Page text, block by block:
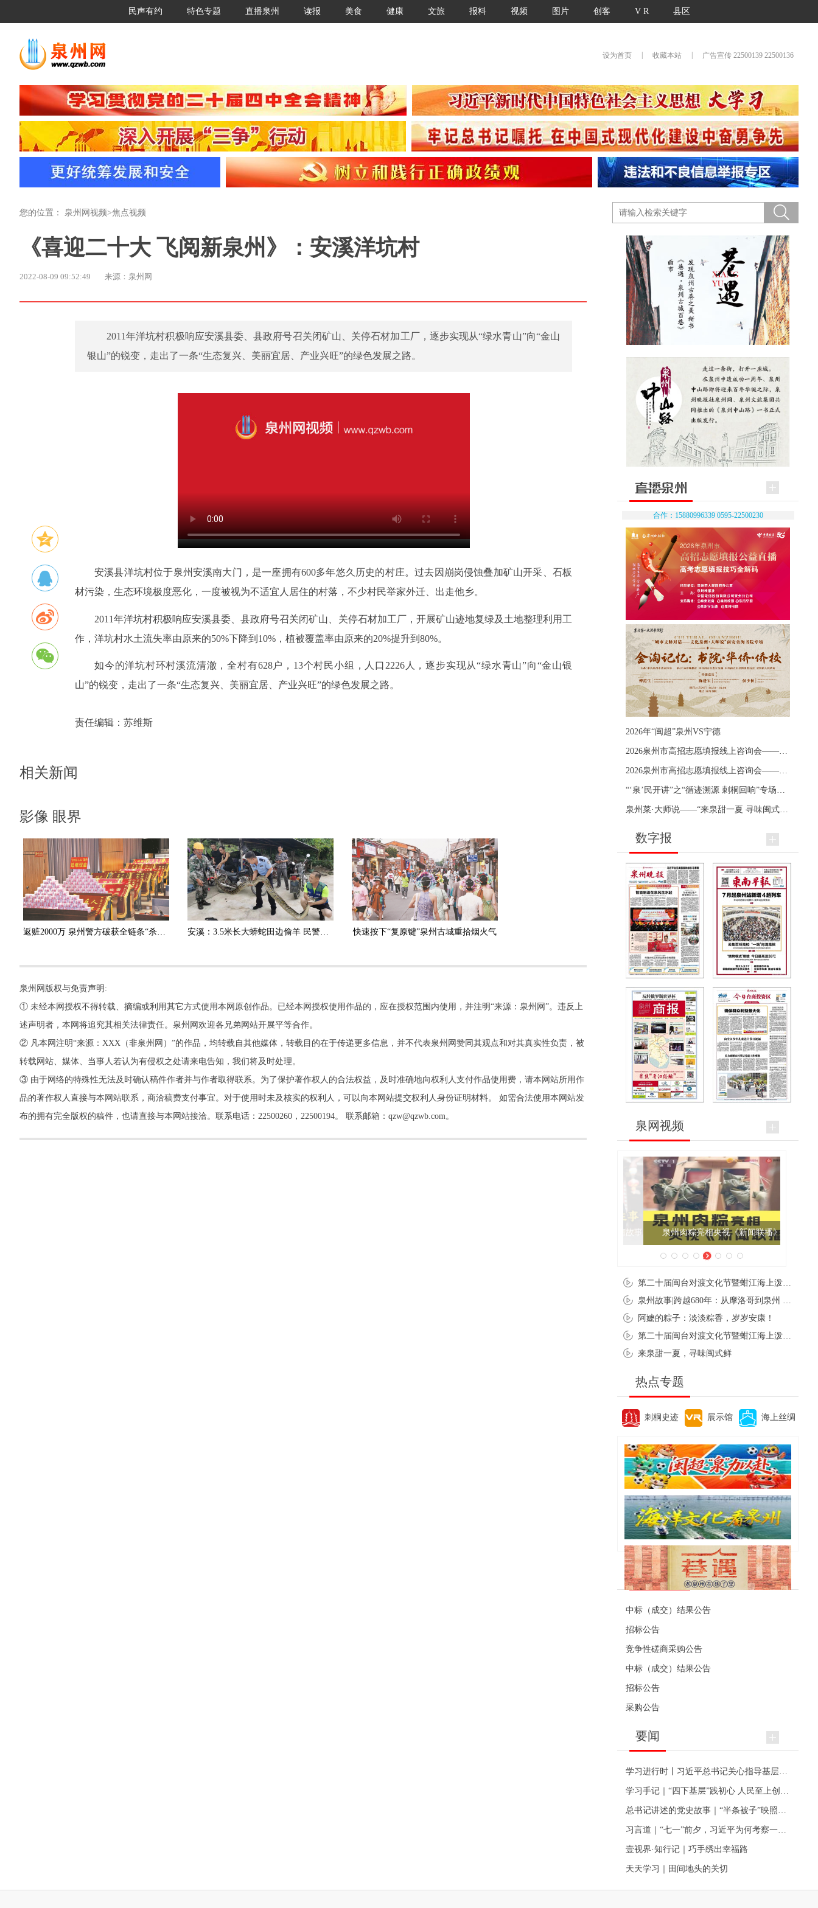
民声有约 特色专题 直播泉州 读报 美食 健康 文旅 报料 视频 图片 创客 V R 县区
设为首页 收藏本站 广告宣传 22500139 22500136
您的位置： 泉州网视频>焦点视频
《喜迎二十大 飞阅新泉州》：安溪洋坑村
2022-08-09 09:52:49 来源：泉州网
2011年洋坑村积极响应安溪县委、县政府号召关闭矿山、关停石材加工厂，逐步实现从“绿水青山”向“金山
银山”的锐变，走出了一条“生态复兴、美丽宜居、产业兴旺”的绿色发展之路。
安溪县洋坑村位于泉州安溪南大门，是一座拥有600多年悠久历史的村庄。过去因崩岗侵蚀叠加矿山开采、石板
材污染，生态环境极度恶化，一度被视为不适宜人居住的村落，不少村民举家外迁、出走他乡。
2011年洋坑村积极响应安溪县委、县政府号召关闭矿山、关停石材加工厂，开展矿山迹地复绿及土地整理利用工
作，洋坑村水土流失率由原来的50%下降到10%，植被覆盖率由原来的20%提升到80%。
如今的洋坑村环村溪流清澈，全村有628户，13个村民小组，人口2226人，逐步实现从“绿水青山”向“金山银
山”的锐变，走出了一条“生态复兴、美丽宜居、产业兴旺”的绿色发展之路。
责任编辑： 苏维斯
相关新闻
影像 眼界
返赃2000万 泉州警方破获全链条“杀猪盘”诈骗团伙 安溪：3.5米长大蟒蛇田边偷羊 民警擒获放生 快速按下“复原键”泉州古城重拾烟火气
泉州网版权与免责声明:
① 未经本网授权不得转载、摘编或利用其它方式使用本网原创作品。已经本网授权使用作品的，应在授权范围内使用，并注明“来源：泉州网”。违反上
述声明者，本网将追究其相关法律责任。泉州网欢迎各兄弟网站开展平等合作。
② 凡本网注明“来源：XXX（非泉州网）”的作品，均转载自其他媒体，转载目的在于传递更多信息，并不代表泉州网赞同其观点和对其真实性负责，被
转载网站、媒体、当事人若认为有侵权之处请来电告知，我们将及时处理。
③ 由于网络的特殊性无法及时确认稿件作者并与作者取得联系。为了保护著作权人的合法权益，及时准确地向权利人支付作品使用费，请本网站所用作
品的著作权人直接与本网站联系，商洽稿费支付事宜。对于使用时未及核实的权利人，可以向本网站提交权利人身份证明材料。 如需合法使用本网站发
布的拥有完全版权的稿件，也请直接与本网站接洽。联系电话：22500260，22500194。 联系邮箱：qzw@qzwb.com。
合作：15880996339 0595-22500230
2026年“闽超”泉州VS宁德
数字报
泉网视频
泉州肉粽亮相央视《新闻联播》
阿嬷的粽子：淡淡粽香，岁岁安康！
来泉甜一夏，寻味闽式鲜
热点专题
刺桐史迹 展示馆 海上丝绸
便民资讯
中标（成交）结果公告
招标公告
竞争性磋商采购公告
中标（成交）结果公告
招标公告
采购公告
要闻
壹视界·知行记｜巧手绣出幸福路
天天学习｜田间地头的关切